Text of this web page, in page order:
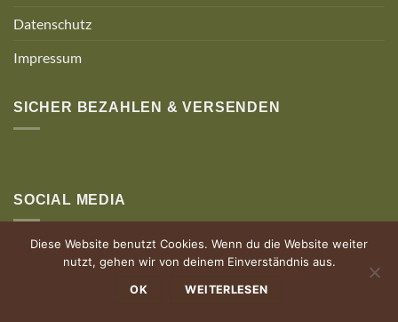
Datenschutz
Impressum
SICHER BEZAHLEN & VERSENDEN
SOCIAL MEDIA
© Holz Authentisch | Powered by allgäuhero Werbeagentur
Diese Website benutzt Cookies. Wenn du die Website weiter
nutzt, gehen wir von deinem Einverständnis aus.
OK WEITERLESEN